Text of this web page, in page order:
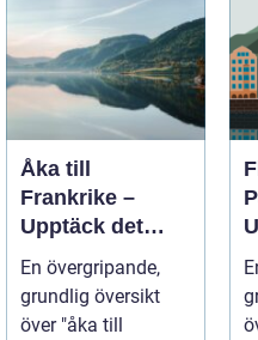
Åka till
Frankrike –
Upptäck det
magiska landet
vid Eiffeltornet
och bortom
En övergripande,
grundlig översikt
över "åka till